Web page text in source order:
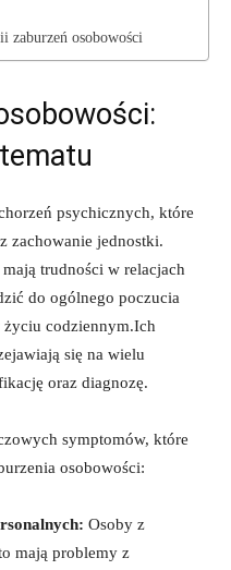
zaburzeń osobowości
psychicznych, które
zachowanie jednostki.
trudności w relacjach​
do ogólnego poczucia
codziennym.Ich
się na wielu
oraz diagnozę.
symptomów, które
osobowości:
⁢Osoby z
mają problemy z